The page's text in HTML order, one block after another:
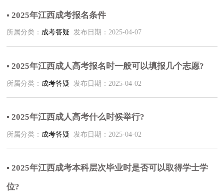
▪ 2025年江西成考报名条件
所属分类： 成考答疑 发布日期：2025-04-07
▪ 2025年江西成人高考报名时一般可以填报几个志愿?
所属分类： 成考答疑 发布日期：2025-04-02
▪ 2025年江西成人高考什么时候举行?
所属分类： 成考答疑 发布日期：2025-04-02
▪ 2025年江西成考本科层次毕业时是否可以取得学士学
位?